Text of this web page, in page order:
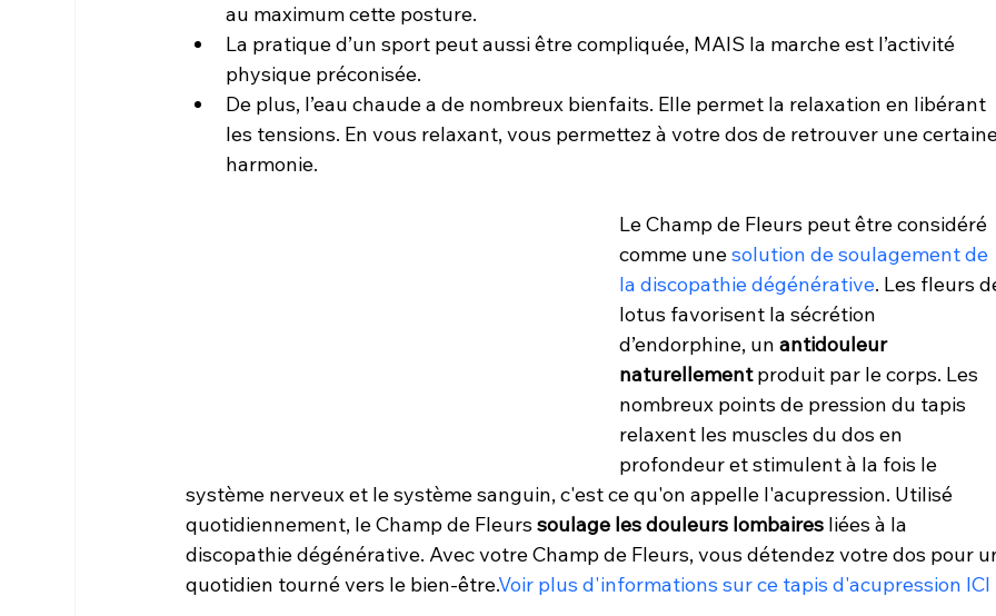
au maximum cette posture.
La pratique d’un sport peut aussi être compliquée, MAIS la marche est l’activité
physique préconisée.
De plus, l’eau chaude a de nombreux bienfaits. Elle permet la relaxation en libérant
les tensions. En vous relaxant, vous permettez à votre dos de retrouver une
harmonie.
Le Champ de Fleurs peut être considéré
comme une solution de soulagement de
la discopathie dégénérative. Les fleurs
lotus favorisent la sécrétion
d’endorphine, un antidouleur
naturellement produit par le corps. Les
nombreux points de pression du tapis
relaxent les muscles du dos en
profondeur et stimulent à la fois le
système nerveux et le système sanguin, c'est ce qu'on appelle l'acupression. Utilisé
quotidiennement, le Champ de Fleurs soulage les douleurs lombaires liées à la
discopathie dégénérative. Avec votre Champ de Fleurs, vous détendez votre dos pour
quotidien tourné vers le bien-être.Voir plus d'informations sur ce tapis d'acupression ICI